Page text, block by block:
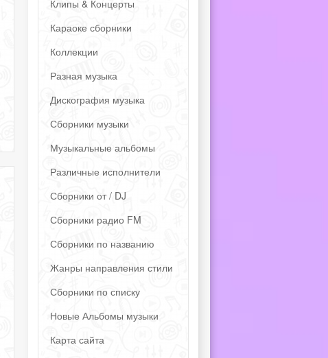
Клипы & Концерты
Караоке сборники
Коллекции
Разная музыка
Дискография музыка
Сборники музыки
Музыкальные альбомы
Различные исполнители
Сборники от / DJ
Сборники радио FM
Сборники по названию
Жанры направления стили
Сборники по списку
Новые Альбомы музыки
Карта сайта